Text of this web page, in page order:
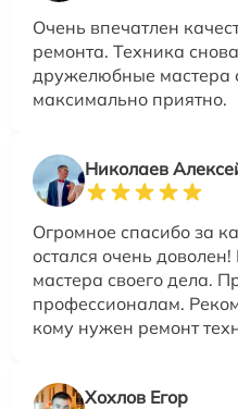
Очень впечатлен
ремонта. Техника
дружелюбные мастера
максимально приятно.
Николаев
Огромное спасибо за
остался очень
мастера своего дела.
профессионалам.
кому нужен ремонт
Хохлов Егор